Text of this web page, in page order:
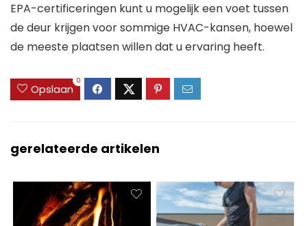
EPA-certificeringen kunt u mogelijk een voet tussen
de deur krijgen voor sommige HVAC-kansen, hoewel
de meeste plaatsen willen dat u ervaring heeft.
Opslaan
0
gerelateerde artikelen